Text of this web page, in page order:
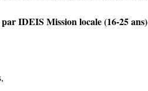
IDEIS Mission locale (16-25 ans)